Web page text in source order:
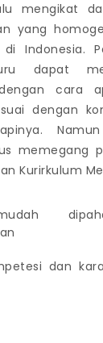
mengikat
yang
Indonesia.
dapat
cara
dengan
memegang
Kurirkulum
dan